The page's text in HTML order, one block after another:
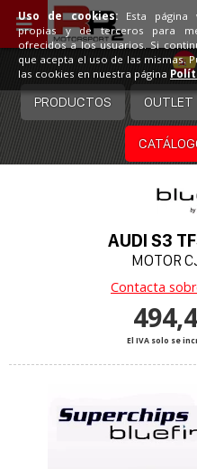
PRODUCTOS OUTLET
AUDI S3
MOTOR
Contacta
El IVA solo se
Uso de cookies:Esta página
propias y de terceros para
ofrecidos a los usuarios. Si
que acepta el uso de las mismas.
las cookies en nuestra página